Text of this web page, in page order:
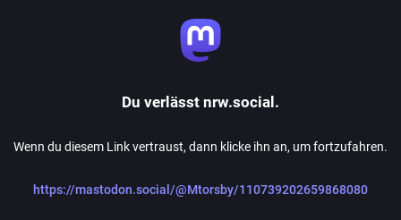
Du verlässt nrw.social.
Wenn du diesem Link vertraust, dann klicke ihn an, um fortzufahren.
https://mastodon.social/@Mtorsby/110739202659868080